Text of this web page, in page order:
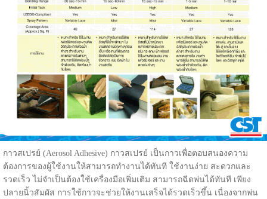
กาวสเปรย์ (Aerosol Adhesive) กาวสเปรย์ เป็นกาวเพื่อตอบสนองความ
ต้องการของผู้ใช้งานให้สามารถทำงานได้ทันที ใช้งานง่าย สะดวกและ
รวดเร็ว ไม่จำเป็นต้องใช้เครื่องมือเพิ่มเติม สามารถฉีดพ่นได้ทันที เพียง
ปลายนิ้วสัมผัส การใช้กาวจะช่วยให้งานเสร็จได้รวดเร็วขึ้น เนื่องจากพ่น